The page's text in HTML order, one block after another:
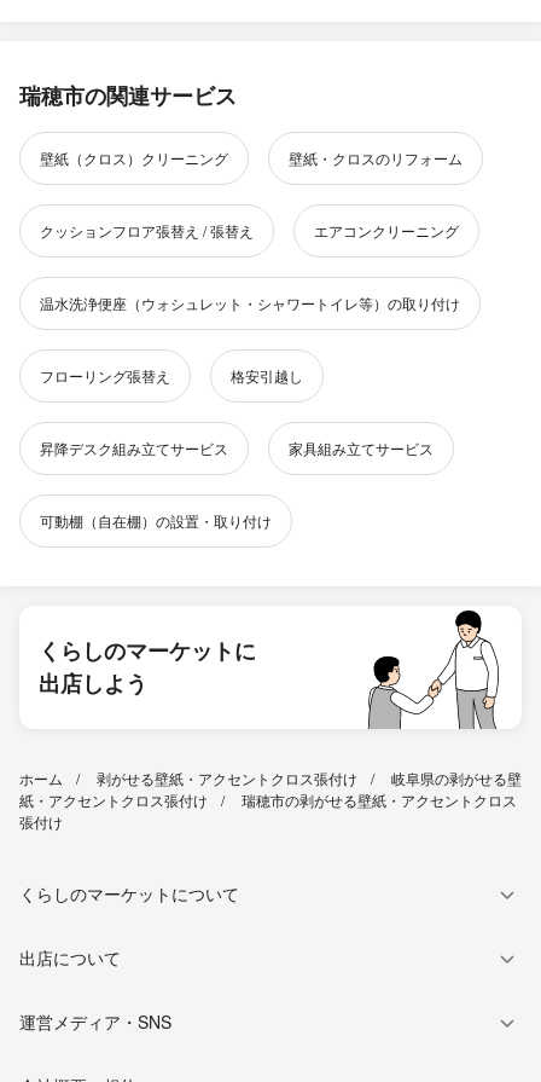
瑞穂市の関連サービス
壁紙（クロス）クリーニング 壁紙・クロスのリフォーム
クッションフロア張替え / 張替え エアコンクリーニング
温水洗浄便座（ウォシュレット・シャワートイレ等）の取り付け
フローリング張替え 格安引越し
昇降デスク組み立てサービス 家具組み立てサービス
可動棚（自在棚）の設置・取り付け
くらしのマーケットに
出店しよう
ホーム 剥がせる壁紙・アクセントクロス張付け
岐阜県の剥がせる壁
紙・アクセントクロス張付け
瑞穂市の剥がせる壁紙・アクセントクロス
張付け
くらしのマーケットについて
出店について
運営メディア・SNS